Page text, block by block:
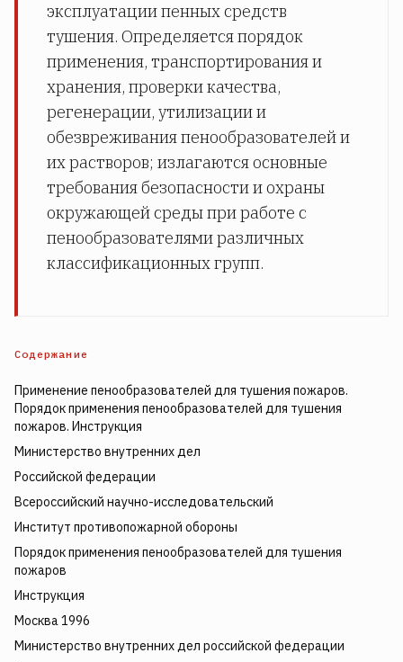
эксплуатации пенных средств
тушения. Определяется порядок
применения, транспортирования и
хранения, проверки качества,
регенерации, утилизации и
обезвреживания пенообразователей и
их растворов; излагаются основные
требования безопасности и охраны
окружающей среды при работе с
пенообразователями различных
классификационных групп.
Содержание
Применение пенообразователей для тушения пожаров.
Порядок применения пенообразователей для тушения
пожаров. Инструкция
Министерство внутренних дел
Российской федерации
Всероссийский научно-исследовательский
Институт противопожарной обороны
Порядок применения пенообразователей для тушения
пожаров
Инструкция
Москва 1996
Министерство внутренних дел российской федерации